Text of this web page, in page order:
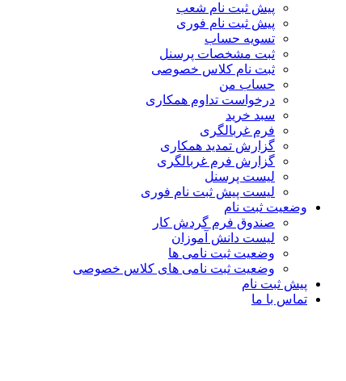
پیش ثبت نام شعب
پیش ثبت نام فوری
تسویه حساب
ثبت مشخصات پرسنل
ثبت نام کلاس خصوصی
حساب من
درخواست تداوم همکاری
سبد خرید
فرم غربالگری
گزارش تمدید همکاری
گزارش فرم غربالگری
لیست پرسنل
لیست پیش ثبت نام فوری
وضعیت ثبت نام
صندوق فرم گردش کار
لیست دانش آموزان
وضعیت ثبت نامی ها
وضعیت ثبت نامی های کلاس خصوصی
پیش ثبت نام
تماس با ما